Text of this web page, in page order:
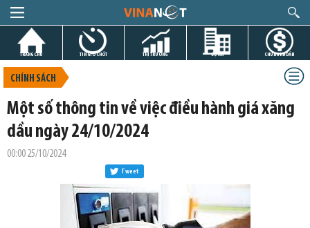
TRANG CHỦ TIN GIỜ CHÓT THỊ TRƯỜNG DỰ ÁN CHỨNG KHOÁN
CHÍNH SÁCH
Một số thông tin về việc điều hành giá xăng
dầu ngày 24/10/2024
00:00 25/10/2024
Tweet